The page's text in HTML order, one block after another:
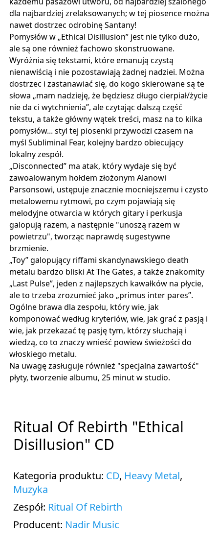
dla najbardziej zrelaksowanych; w tej piosence można
nawet dostrzec odrobinę Santany!
Pomysłów w „Ethical Disillusion” jest nie tylko dużo,
ale są one również fachowo skonstruowane.
Wyróżnia się tekstami, które emanują czystą
nienawiścią i nie pozostawiają żadnej nadziei. Można
dostrzec i zastanawiać się, do kogo skierowane są te
słowa „mam nadzieję, że będziesz długo cierpiał/życie
nie da ci wytchnienia”, ale czytając dalszą część
tekstu, a także główny wątek treści, masz na to kilka
pomysłów... styl tej piosenki przywodzi czasem na
myśl Subliminal Fear, kolejny bardzo obiecujący
lokalny zespół.
„Disconnected” ma atak, który wydaje się być
zawoalowanym hołdem złożonym Alanowi
Parsonsowi, ustępuje znacznie mocniejszemu i czysto
metalowemu rytmowi, po czym pojawiają się
melodyjne otwarcia w których gitary i perkusja
galopują razem, a następnie "unoszą razem w
powietrzu", tworząc naprawdę sugestywne
brzmienie.
„Toy” galopujący riffami skandynawskiego death
metalu bardzo bliski At The Gates, a także znakomity
„Last Pulse”, jeden z najlepszych kawałków na płycie,
ale to trzeba zrozumieć jako „primus inter pares”.
Ogólne brawa dla zespołu, który wie, jak
komponować według kryteriów, wie, jak grać z pasją i
wie, jak przekazać tę pasję tym, którzy słuchają i
wiedzą, co to znaczy wnieść powiew świeżości do
włoskiego metalu.
Na uwagę zasługuje również "specjalna zawartość"
płyty, tworzenie albumu, 25 minut w studio.
Ritual Of Rebirth "Ethical
Disillusion" CD
Kategoria produktu: CD, Heavy Metal,
Muzyka
Zespół: Ritual Of Rebirth
Producent: Nadir Music